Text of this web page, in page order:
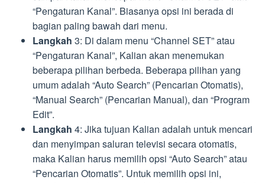
“Pengaturan Kanal”. Biasanya opsi ini berada di
bagian paling bawah dari menu.
Langkah 3: Di dalam menu “Channel SET” atau
“Pengaturan Kanal”, Kalian akan menemukan
beberapa pilihan berbeda. Beberapa pilihan yang
umum adalah “Auto Search” (Pencarian Otomatis),
“Manual Search” (Pencarian Manual), dan “Program
Edit”.
Langkah 4: Jika tujuan Kalian adalah untuk mencari
dan menyimpan saluran televisi secara otomatis,
maka Kalian harus memilih opsi “Auto Search” atau
“Pencarian Otomatis”. Untuk memilih opsi ini,